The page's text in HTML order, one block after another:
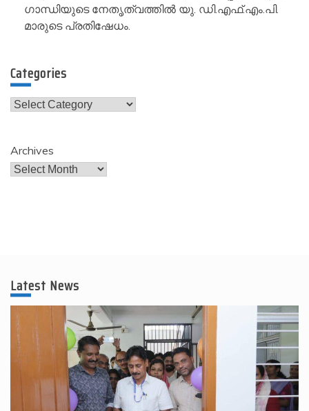
ഗാന്ധിയുടെ നേതൃത്വത്തിൽ യു. ഡി.എഫ്.എം.പി.
മാരുടെ പ്രതിഷേധം.
Categories
Categories
Archives
Latest News